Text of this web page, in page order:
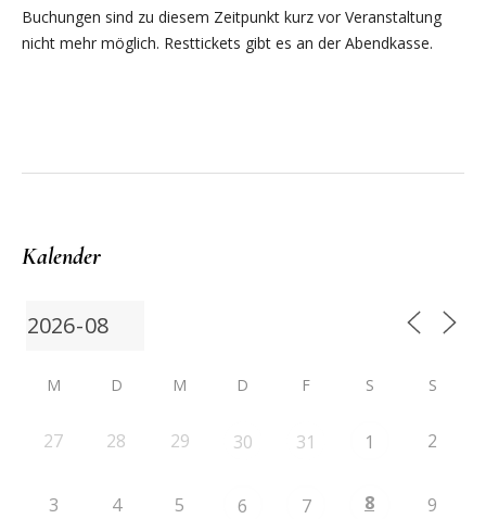
Buchungen sind zu diesem Zeitpunkt kurz vor Veranstaltung
nicht mehr möglich. Resttickets gibt es an der Abendkasse.
Kalender
M D M D F S S
27 28 29 30 31 1 2
3 4 5 6 7 8 9